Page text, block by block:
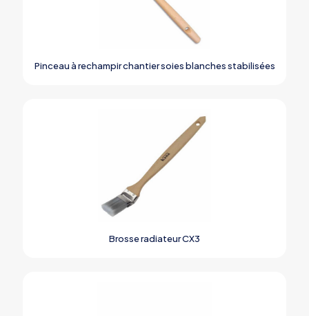
Pinceau à rechampir chantier soies blanches stabilisées
Brosse radiateur CX3